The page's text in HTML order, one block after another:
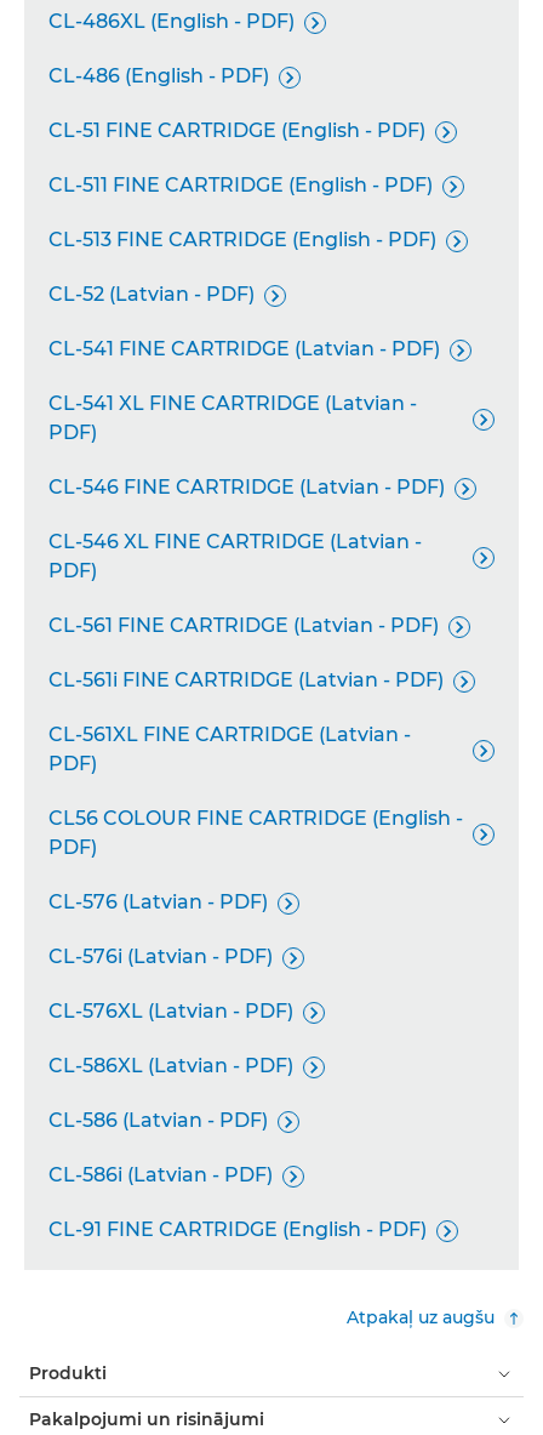
CL-486XL (English - PDF) 
CL-486 (English - PDF) 
CL-51 FINE CARTRIDGE (English - PDF) 
CL-511 FINE CARTRIDGE (English - PDF) 
CL-513 FINE CARTRIDGE (English - PDF) 
CL-52 (Latvian - PDF) 
CL-541 FINE CARTRIDGE (Latvian - PDF) 
CL-541 XL FINE CARTRIDGE (Latvian -
PDF)

CL-546 FINE CARTRIDGE (Latvian - PDF) 
CL-546 XL FINE CARTRIDGE (Latvian -
PDF)

CL-561 FINE CARTRIDGE (Latvian - PDF) 
CL-561i FINE CARTRIDGE (Latvian - PDF) 
CL-561XL FINE CARTRIDGE (Latvian -
PDF)

CL56 COLOUR FINE CARTRIDGE (English -
PDF)

CL-576 (Latvian - PDF) 
CL-576i (Latvian - PDF) 
CL-576XL (Latvian - PDF) 
CL-586XL (Latvian - PDF) 
CL-586 (Latvian - PDF) 
CL-586i (Latvian - PDF) 
CL-91 FINE CARTRIDGE (English - PDF) 
Atpakaļ uz augšu
Produkti
Pakalpojumi un risinājumi